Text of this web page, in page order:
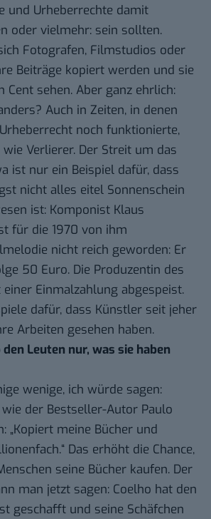
und Urheberrechte damit
oder vielmehr: sein sollten.
Fotografen, Filmstudios oder
Beiträge kopiert werden und sie
Cent sehen. Aber ganz ehrlich:
Auch in Zeiten, in denen
noch funktionierte,
Verlierer. Der Streit um das
ist nur ein Beispiel dafür, dass
nicht alles eitel Sonnenschein
ist: Komponist Klaus
für die 1970 von ihm
nicht reich geworden: Er
50 Euro. Die Produzentin des
einer Einmalzahlung abgespeist.
dafür, dass Künstler seit jeher
Arbeiten gesehen haben.
Leuten nur, was sie haben
wenige, ich würde sagen:
der Bestseller-Autor Paulo
„Kopiert meine Bücher und
Das erhöht die Chance,
seine Bücher kaufen. Der
man jetzt sagen: Coelho hat den
geschafft und seine Schäfchen